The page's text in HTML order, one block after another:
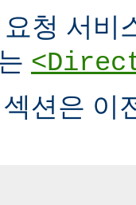
요청 서비
션은 이